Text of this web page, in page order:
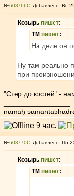
№603766 Добавлено: Вс
Козырь пишет:
ТМ пишет:
На деле он
Ну там реально
при
"Стер до костей" -
namaḥ
№603770 Добавлено: Пн
Козырь пишет:
ТМ пишет: